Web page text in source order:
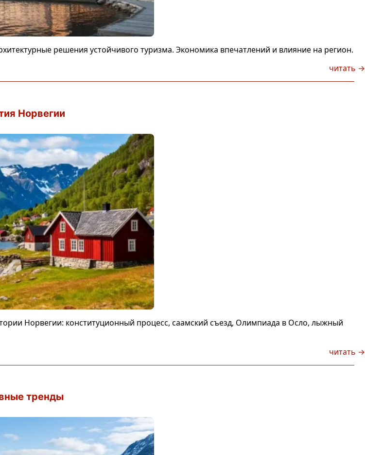
решения устойчивого туризма. Экономика впечатлений и влияние на регион.
читать →
Норвегии
Норвегии: конституционный процесс, саамский съезд, Олимпиада в Осло, лыжный
читать →
тренды